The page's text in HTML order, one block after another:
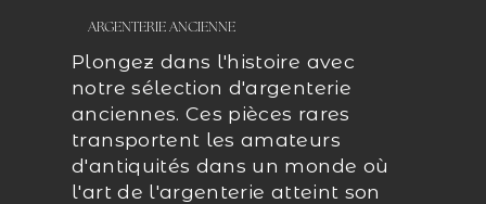
ARGENTERIE ANCIENNE
Plongez dans l'histoire avec
notre sélection d'argenterie
anciennes. Ces pièces rares
transportent les amateurs
d'antiquités dans un monde où
l'art de l'argenterie atteint son